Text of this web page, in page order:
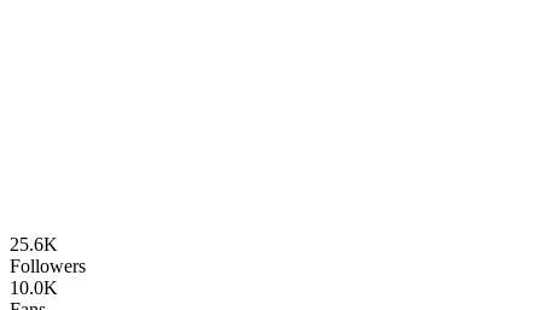
25.6K
Followers
10.0K